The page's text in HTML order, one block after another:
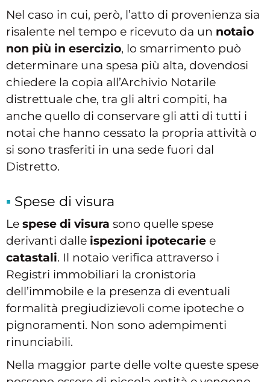
Nel caso in cui, però, l’atto di provenienza sia
risalente nel tempo e ricevuto da un notaio
non più in esercizio, lo smarrimento può
determinare una spesa più alta, dovendosi
chiedere la copia all’Archivio Notarile
distrettuale che, tra gli altri compiti, ha
anche quello di conservare gli atti di tutti i
notai che hanno cessato la propria attività o
si sono trasferiti in una sede fuori dal
Distretto.
Spese di visura
Le spese di visura sono quelle spese
derivanti dalle ispezioni ipotecarie e
catastali. Il notaio verifica attraverso i
Registri immobiliari la cronistoria
dell’immobile e la presenza di eventuali
formalità pregiudizievoli come ipoteche o
pignoramenti. Non sono adempimenti
rinunciabili.
Nella maggior parte delle volte queste spese